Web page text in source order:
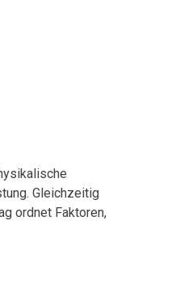
Gleichzeitig
ordnet Faktoren,